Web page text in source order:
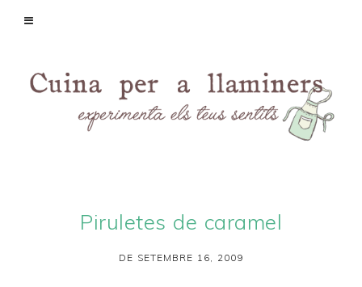
Piruletes de caramel
DE SETEMBRE 16, 2009